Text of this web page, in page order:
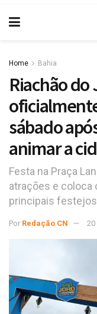
Home Bahia
Riachão do
sábado
animar a
Festa na Praça
atrações e coloca
principais
Por Redação CN 20